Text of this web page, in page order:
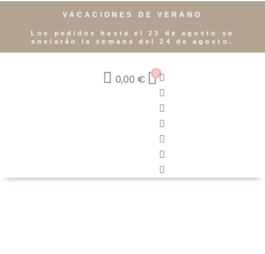
VACACIONES DE VERANO
Los pedidos hasta el 23 de agosto se
enviarán la semana del 24 de agosto.
0,00 € 0